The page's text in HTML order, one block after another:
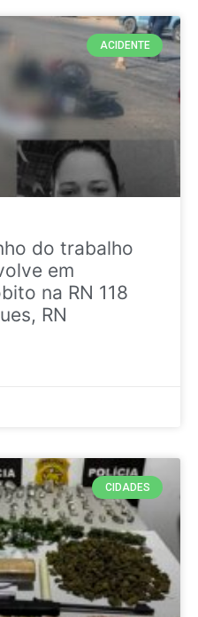
ACIDENTE
do trabalho
em
na RN 118
RN
CIDADES